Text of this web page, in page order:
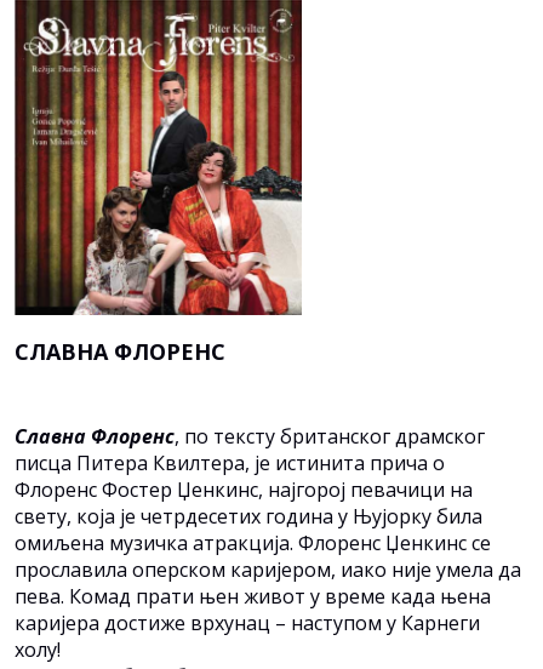
СЛАВНА ФЛОРЕНС
Славна Флоренс, по тексту британског драмског
писца Питера Квилтера, jе истинита прича о
Флоренс Фостер Џенкинс, најгорој певачици на
свету, која је четрдесетих година у Њујорку била
омиљена музичка атракција. Флоренс Џенкинс се
прославила оперском каријером, иако није умела да
пева. Комад прати њен живот у време када њена
каријера достиже врхунац – наступом у Карнеги
холу!